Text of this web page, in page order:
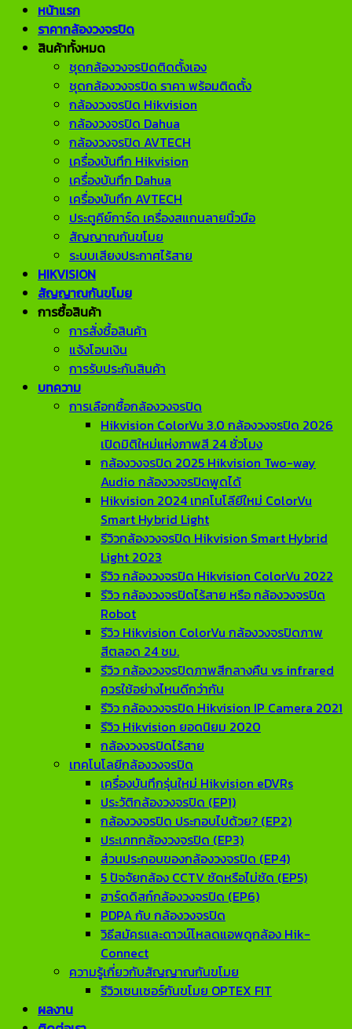
หน้าแรก
ราคากล้องวงจรปิด
สินค้าทั้งหมด
ชุดกล้องวงจรปิดติดตั้งเอง
ชุดกล้องวงจรปิด ราคา พร้อมติดตั้ง
กล้องวงจรปิด Hikvision
กล้องวงจรปิด Dahua
กล้องวงจรปิด AVTECH
เครื่องบันทึก Hikvision
เครื่องบันทึก Dahua
เครื่องบันทึก AVTECH
ประตูคีย์การ์ด เครื่องสแกนลายนิ้วมือ
สัญญาณกันขโมย
ระบบเสียงประกาศไร้สาย
HIKVISION
สัญญาณกันขโมย
การซื้อสินค้า
การสั่งซื้อสินค้า
แจ้งโอนเงิน
การรับประกันสินค้า
บทความ
การเลือกซื้อกล้องวงจรปิด
Hikvision ColorVu 3.0 กล้องวงจรปิด 2026
เปิดมิติใหม่แห่งภาพสี 24 ชั่วโมง
กล้องวงจรปิด 2025 Hikvision Two-way
Audio กล้องวงจรปิดพูดได้
Hikvision 2024 เทคโนโลียีใหม่ ColorVu
Smart Hybrid Light
รีวิวกล้องวงจรปิด Hikvision Smart Hybrid
Light 2023
รีวิว กล้องวงจรปิด Hikvision ColorVu 2022
รีวิว กล้องวงจรปิดไร้สาย หรือ กล้องวงจรปิด
Robot
รีวิว Hikvision ColorVu กล้องวงจรปิดภาพ
สีตลอด 24 ชม.
รีวิว กล้องวงจรปิดภาพสีกลางคืน vs infrared
ควรใช้อย่างไหนดีกว่ากัน
รีวิว กล้องวงจรปิด Hikvision IP Camera 2021
รีวิว Hikvision ยอดนิยม 2020
กล้องวงจรปิดไร้สาย
เทคโนโลยีกล้องวงจรปิด
เครื่องบันทึกรุ่นใหม่ Hikvision eDVRs
ประวัติกล้องวงจรปิด (EP1)
กล้องวงจรปิด ประกอบไปด้วย? (EP2)
ประเภทกล้องวงจรปิด (EP3)
ส่วนประกอบของกล้องวงจรปิด (EP4)
5 ปัจจัยกล้อง CCTV ชัดหรือไม่ชัด (EP5)
ฮาร์ดดิสก์กล้องวงจรปิด (EP6)
PDPA กับ กล้องวงจรปิด
วิธีสมัครและดาวน์โหลดแอพดูกล้อง Hik-
Connect
ความรู้เกี่ยวกับสัญญาณกันขโมย
รีวิวเซนเซอร์กันขโมย OPTEX FIT
ผลงาน